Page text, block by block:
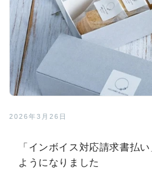
2026年3月26日
「インボイス対応請求書払
ようになりました